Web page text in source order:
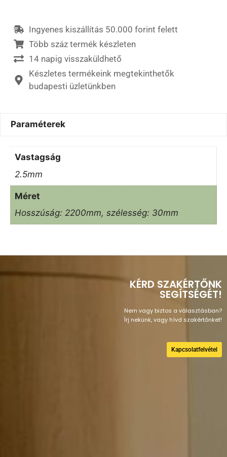
Ingyenes kiszállítás 50.000 forint felett
Több száz termék készleten
14 napig visszaküldhető
Készletes termékeink megtekinthetők
budapesti üzletünkben
Paraméterek
Vastagság
2.5mm
Méret
Hosszúság: 2200mm, szélesség: 30mm
KÉRD SZAKÉRTŐNK
SEGÍTSÉGÉT!
Nem vagy biztos a választásban?
Írj nekünk, vagy hívd szakértőnket!
Kapcsolatfelvétel